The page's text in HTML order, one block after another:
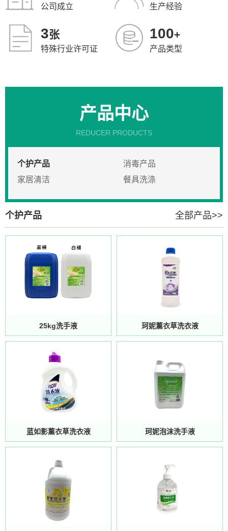
公司成立 生产经验
3张
特殊行业许可证
100+
产品类型
产品中心
REDUCER PRODUCTS
个护产品
消毒产品
家居清洁
餐具洗涤
个护产品 全部产品>>
25kg洗手液 珂妮薰衣草洗衣液
蓝如影薰衣草洗衣液 珂妮泡沫洗手液